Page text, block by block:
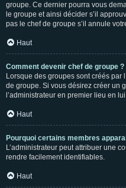
groupe. Ce dernier pourra vous
le groupe et ainsi décider s’il
pas le chef de groupe s’il annule
Haut
Comment devenir chef de groupe ?
Lorsque des groupes sont créés par
de groupe. Si vous désirez créer un
l’administrateur en premier lieu en
Haut
Pourquoi certains membres
L’administrateur peut attribuer une
rendre facilement identifiables.
Haut